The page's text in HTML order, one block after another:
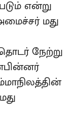
என்று
மது
நேற்று